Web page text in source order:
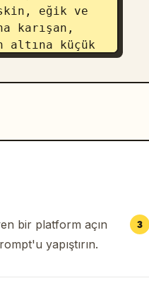
eğik ve
karışan,
küçük
düzey
kurgu
bir platform açın
yapıştırın.
3